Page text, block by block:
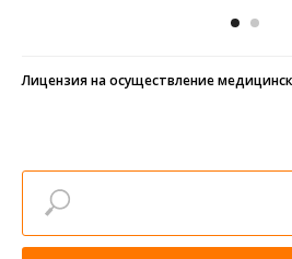
Лицензия на осуществление